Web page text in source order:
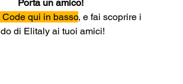
Porta un amico!
qui in basso, e fai scoprire i
di Elitaly ai tuoi amici!